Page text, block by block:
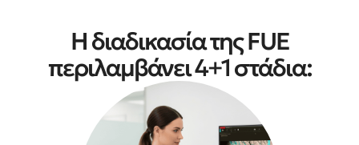
Η διαδικασία της FUE
περιλαμβάνει 4+1 στάδια: